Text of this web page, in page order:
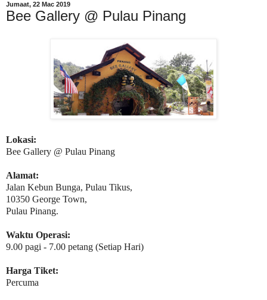
Jumaat, 22 Mac 2019
Bee Gallery @ Pulau Pinang
Lokasi:
Bee Gallery @ Pulau Pinang
Alamat:
Jalan Kebun Bunga, Pulau Tikus,
10350 George Town,
Pulau Pinang.
Waktu Operasi:
9.00 pagi - 7.00 petang (Setiap Hari)
Harga Tiket:
Percuma